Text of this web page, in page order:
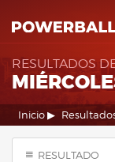
RESULTADOS
Inicio
RESULTADO